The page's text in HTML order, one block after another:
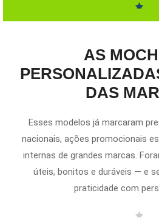
AS
DAS
Esses modelos já marcaram
nacionais, ações promocionais
internas de grandes marcas.
úteis, bonitos e duráveis — e
praticidade com